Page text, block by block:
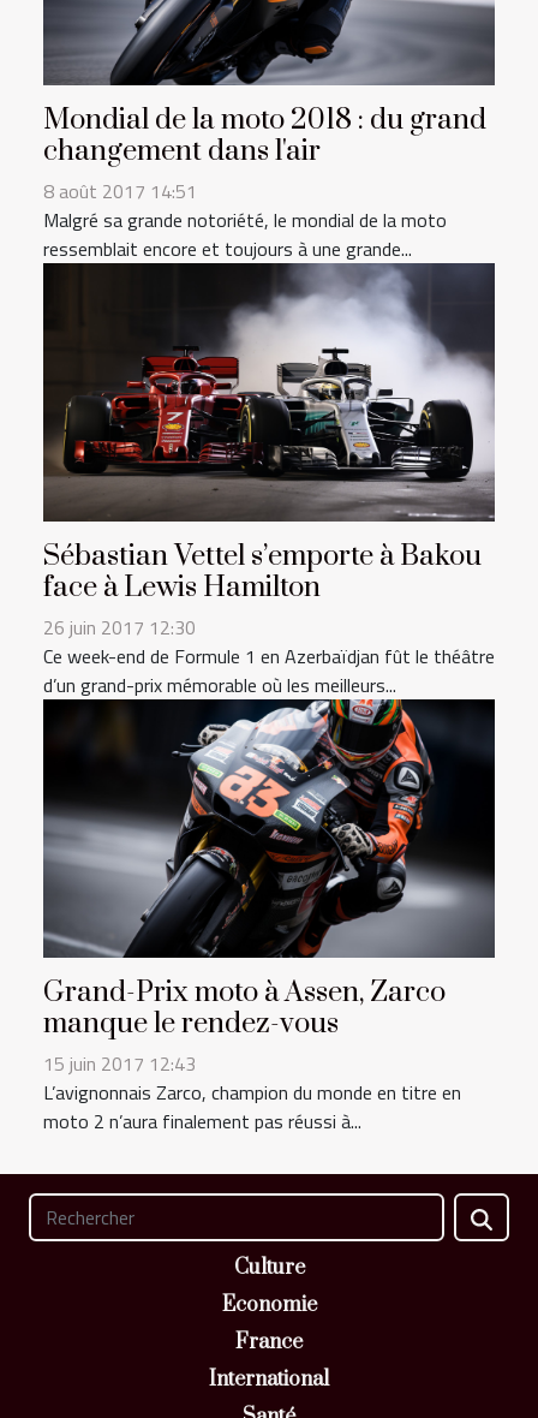
Mondial de la moto 2018 : du grand
changement dans l'air
8 août 2017 14:51
Malgré sa grande notoriété, le mondial de la moto
ressemblait encore et toujours à une grande...
Sébastian Vettel s’emporte à Bakou
face à Lewis Hamilton
26 juin 2017 12:30
Ce week-end de Formule 1 en Azerbaïdjan fût le théâtre
d’un grand-prix mémorable où les meilleurs...
Grand-Prix moto à Assen, Zarco
manque le rendez-vous
15 juin 2017 12:43
L’avignonnais Zarco, champion du monde en titre en
moto 2 n’aura finalement pas réussi à...
Culture
Economie
France
International